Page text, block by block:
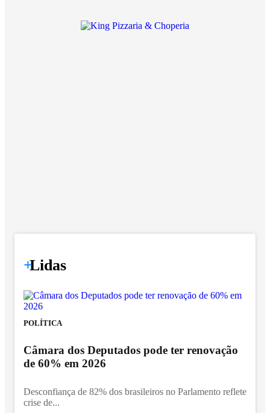
+
Lidas
POLÍTICA
Câmara dos Deputados pode ter renovação
de 60% em 2026
Desconfiança de 82% dos brasileiros no Parlamento reflete
crise de...